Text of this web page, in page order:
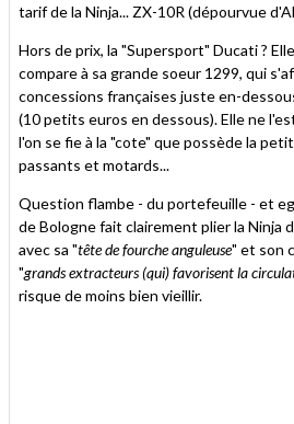
tarif de la Ninja... ZX-10R (dépourvue
Hors de prix, la "Supersport" Ducati ?
compare à sa grande soeur 1299, qui
concessions françaises juste en-
(10 petits euros en dessous). Elle ne
l'on se fie à la "cote" que possède la
passants et motards...
Question flambe - du portefeuille - et
de Bologne fait clairement plier la Ninja
avec sa "tête de fourche anguleuse" et son
"grands extracteurs (qui) favorisent la
risque de moins bien vieillir.